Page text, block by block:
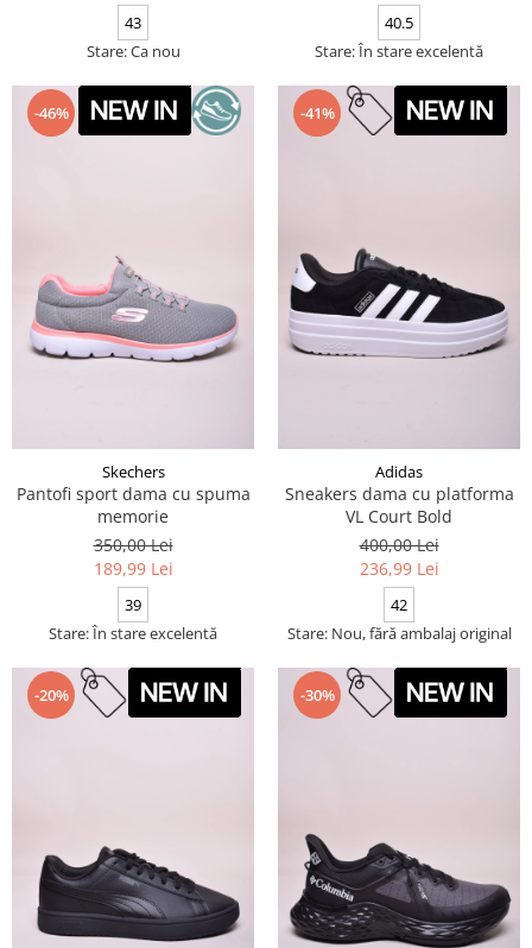
43
Stare: Ca nou
40.5
Stare: În stare excelentă
-46%
Skechers
Pantofi sport dama cu spuma
memorie
350,00 Lei
189,99 Lei
39
Stare: În stare excelentă
-41%
Adidas
Sneakers dama cu platforma
VL Court Bold
400,00 Lei
236,99 Lei
42
Stare: Nou, fără ambalaj original
-20% -30%